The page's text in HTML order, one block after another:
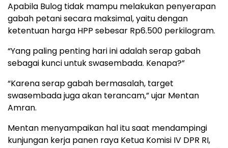
Apabila Bulog tidak mampu melakukan penyerapan
gabah petani secara maksimal, yaitu dengan
ketentuan harga HPP sebesar Rp6.500 perkilogram.
“Yang paling penting hari ini adalah serap gabah
sebagai kunci untuk swasembada. Kenapa?”
“Karena serap gabah bermasalah, target
swasembada juga akan terancam,” ujar Mentan
Amran.
Mentan menyampaikan hal itu saat mendampingi
kunjungan kerja panen raya Ketua Komisi IV DPR RI,